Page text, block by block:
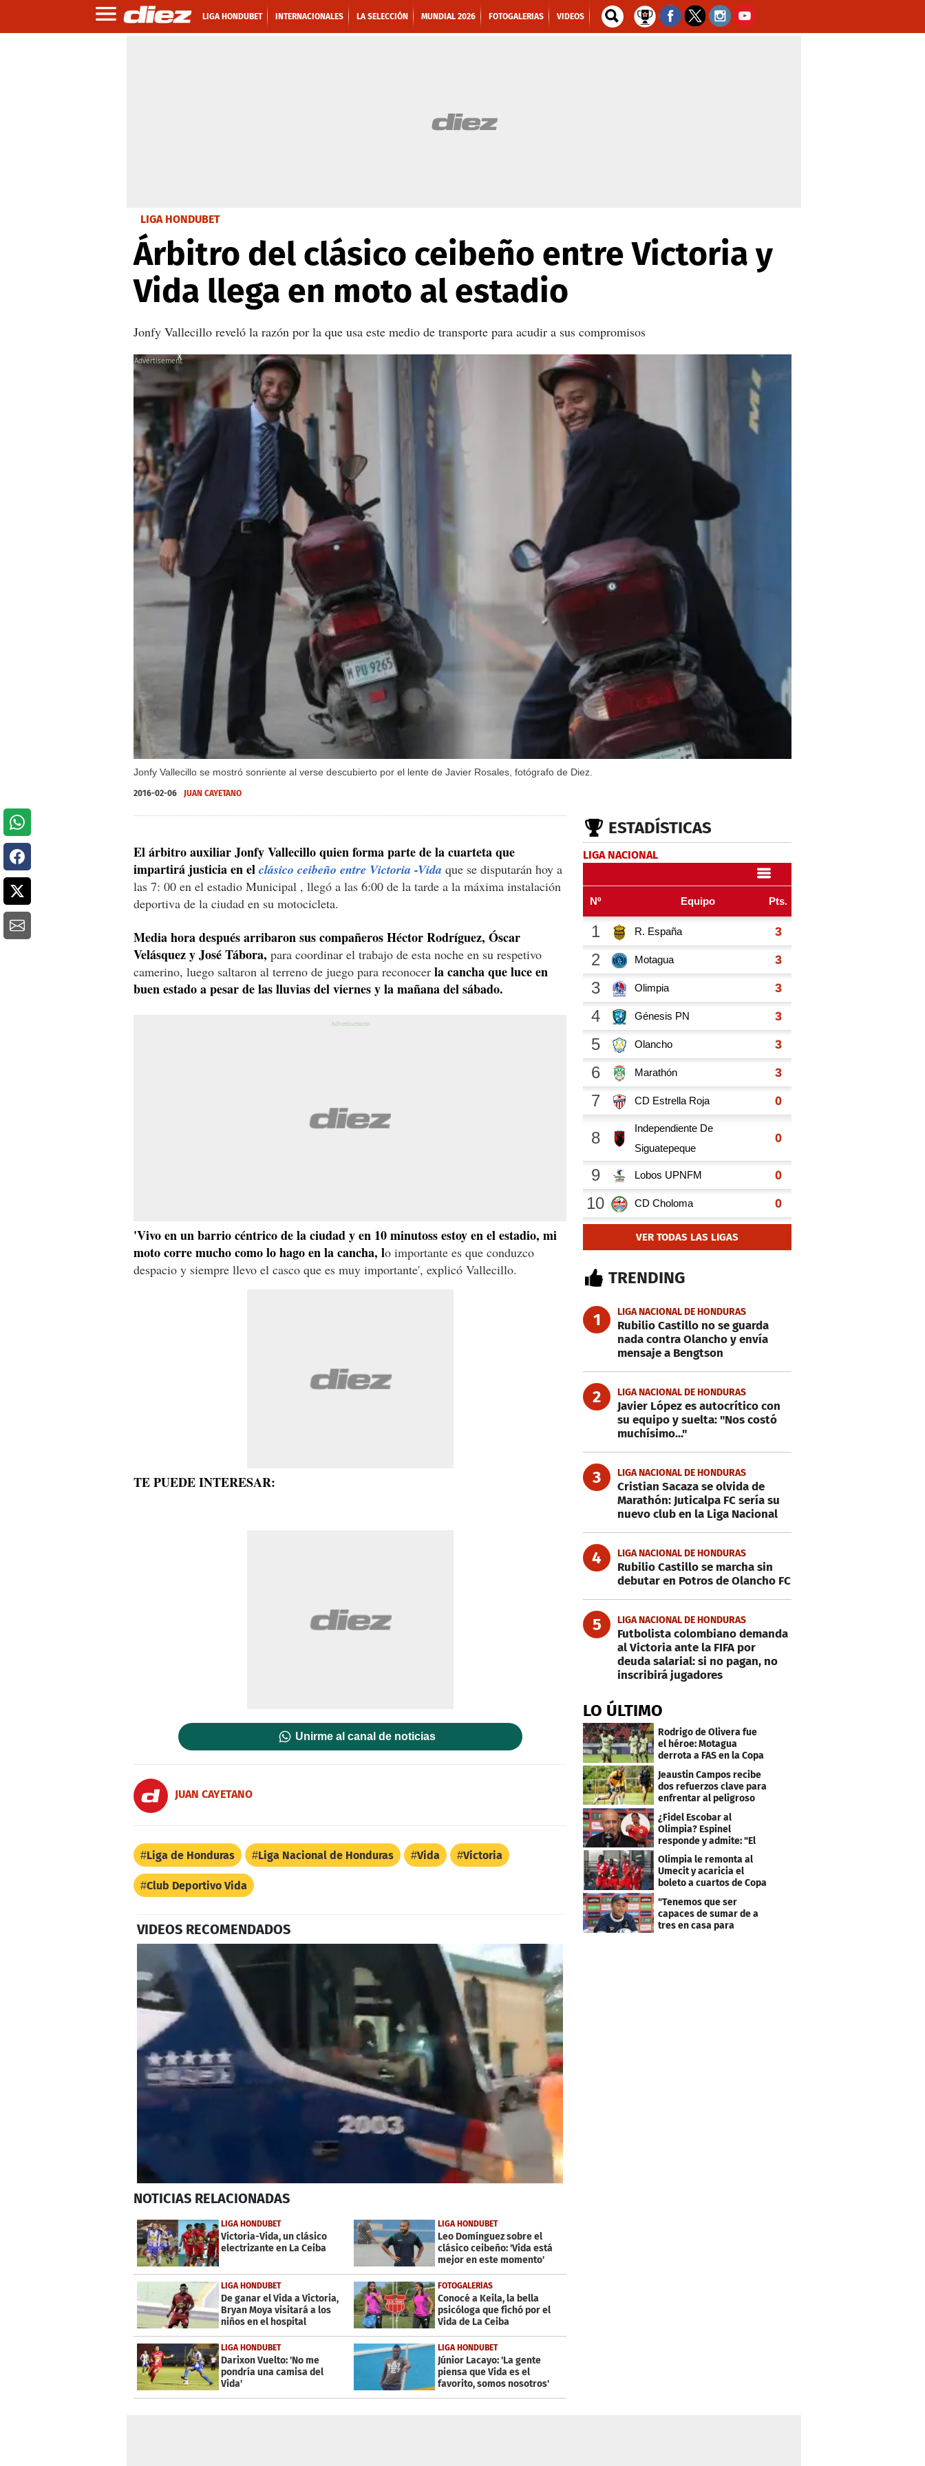
LIGA HONDUBET INTERNACIONALES LA SELECCIÓN MUNDIAL 2026 FOTOGALERIAS VIDEOS
LIGA HONDUBET
Árbitro del clásico ceibeño entre Victoria y
Vida llega en moto al estadio
Jonfy Vallecillo reveló la razón por la que usa este medio de transporte para acudir a sus compromisos
Jonfy Vallecillo se mostró sonriente al verse descubierto por el lente de Javier Rosales, fotógrafo de Diez.
X
2016-02-06 JUAN CAYETANO
El árbitro auxiliar Jonfy Vallecillo quien forma parte de la cuarteta que
impartirá justicia en el clásico ceibeño entre Victoria -Vida que se disputarán hoy a
las 7: 00 en el estadio Municipal , llegó a las 6:00 de la tarde a la máxima instalación
deportiva de la ciudad en su motocicleta.
Media hora después arribaron sus compañeros Héctor Rodríguez, Óscar
Velásquez y José Tábora, para coordinar el trabajo de esta noche en su respetivo
camerino, luego saltaron al terreno de juego para reconocer la cancha que luce en
buen estado a pesar de las lluvias del viernes y la mañana del sábado.
'Vivo en un barrio céntrico de la ciudad y en 10 minutoss estoy en el estadio, mi
moto corre mucho como lo hago en la cancha, lo importante es que conduzco
despacio y siempre llevo el casco que es muy importante', explicó Vallecillo.
TE PUEDE INTERESAR:
Unirme al canal de noticias
JUAN CAYETANO
Liga de Honduras Liga Nacional de Honduras Vida Victoria
Club Deportivo Vida
VIDEOS RECOMENDADOS
seconds
4
minutes,
9
secondsVolume
0%
NOTICIAS RELACIONADAS
LIGA HONDUBET
Victoria-Vida, un clásico
electrizante en La Ceiba
LIGA HONDUBET
Leo Domínguez sobre el
clásico ceibeño: 'Vida está
mejor en este momento'
LIGA HONDUBET
De ganar el Vida a Victoria,
Bryan Moya visitará a los
niños en el hospital
FOTOGALERÍAS
Conocé a Keila, la bella
psicóloga que fichó por el
Vida de La Ceiba
LIGA HONDUBET
Darixon Vuelto: 'No me
pondría una camisa del
Vida'
LIGA HONDUBET
Júnior Lacayo: 'La gente
piensa que Vida es el
favorito, somos nosotros'
ESTADÍSTICAS
LIGA NACIONAL
VER TODAS LAS LIGAS
TRENDING
1 LIGA NACIONAL DE HONDURAS
Rubilio Castillo no se guarda
nada contra Olancho y envía
mensaje a Bengtson
2 LIGA NACIONAL DE HONDURAS
Javier López es autocrítico con
su equipo y suelta: "Nos costó
muchísimo..."
3 LIGA NACIONAL DE HONDURAS
Cristian Sacaza se olvida de
Marathón: Juticalpa FC sería su
nuevo club en la Liga Nacional
4 LIGA NACIONAL DE HONDURAS
Rubilio Castillo se marcha sin
debutar en Potros de Olancho FC
5 LIGA NACIONAL DE HONDURAS
Futbolista colombiano demanda
al Victoria ante la FIFA por
deuda salarial: si no pagan, no
inscribirá jugadores
LO ÚLTIMO
Rodrigo de Olivera fue
el héroe: Motagua
derrota a FAS en la Copa
Centroamericana
Jeaustin Campos recibe
dos refuerzos clave para
enfrentar al peligroso
Génesis FC
¿Fidel Escobar al
Olimpia? Espinel
responde y admite: "El
resultado fue corto"
Olimpia le remonta al
Umecit y acaricia el
boleto a cuartos de Copa
"Tenemos que ser
capaces de sumar de a
tres en casa para